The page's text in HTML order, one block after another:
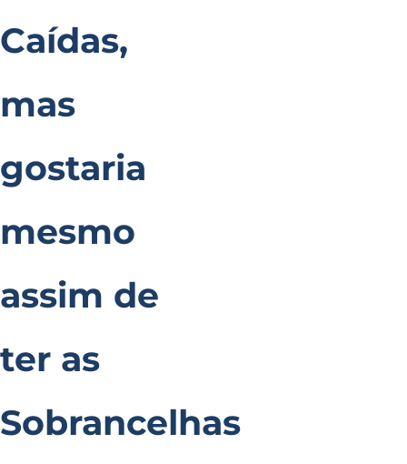
Caídas,
mas
gostaria
mesmo
assim de
ter as
Sobrancelhas